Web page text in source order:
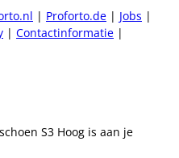
| Proforto.de | Jobs |
| Contactinformatie |
S3 Hoog is aan je